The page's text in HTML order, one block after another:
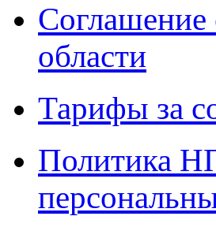
области
Тарифы за
Политика